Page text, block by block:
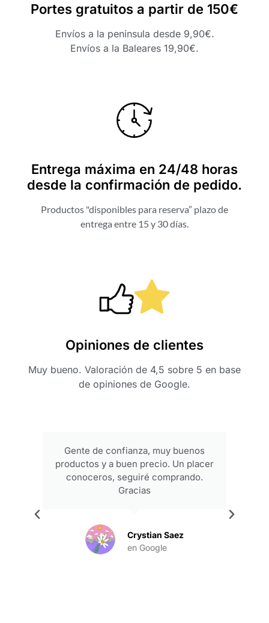
Portes gratuitos a partir de 150€
Envíos a la península desde 9,90€.
Envíos a la Baleares 19,90€.
Entrega máxima en 24/48 horas
desde la confirmación de pedido.
Productos "disponibles para reserva” plazo de
entrega entre 15 y 30 días.
Opiniones de clientes
Muy bueno. Valoración de 4,5 sobre 5 en base
de opiniones de Google.
Gente de confianza, muy buenos
productos y a buen precio. Un placer
conoceros, seguiré comprando.
Gracias
Crystian Saez
en Google